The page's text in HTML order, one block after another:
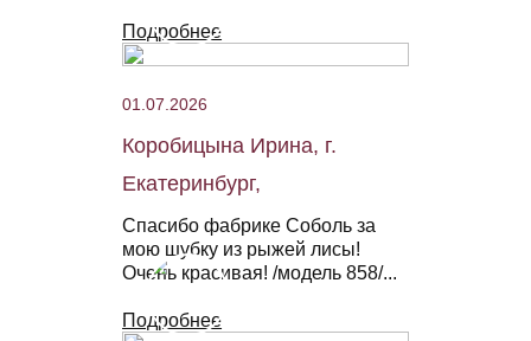
Подробнее
01.07.2026
Коробицына Ирина, г.
Екатеринбург,
Спасибо фабрике Соболь за
мою шубку из рыжей лисы!
Очень красивая! /модель 858/...
Подробнее